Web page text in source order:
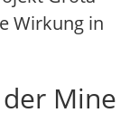
Wirkung in
Mine